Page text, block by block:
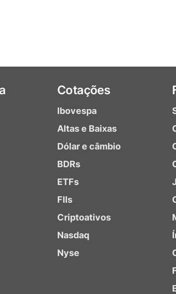
Cotações
Ibovespa
Altas e Baixas
Dólar e câmbio
BDRs
ETFs
FIIs
Criptoativos
Nasdaq
Nyse